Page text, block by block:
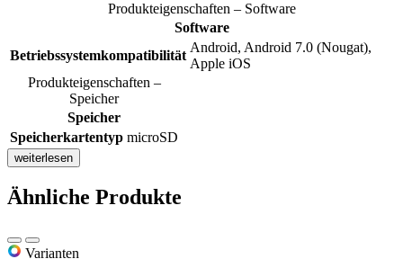
Produkteigenschaften – Software
Software
Betriebssystemkompatibilität
Android, Android 7.0 (Nougat),
Apple iOS
Produkteigenschaften –
Speicher
Speicher
Speicherkartentyp microSD
weiterlesen
Ähnliche Produkte
Varianten